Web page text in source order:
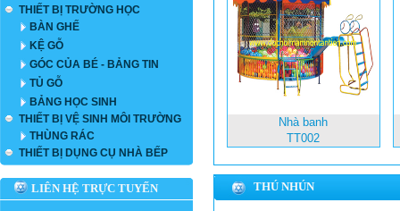
THIẾT BỊ TRƯỜNG HỌC
BÀN GHẾ
KỆ GỖ
GÓC CỦA BÉ - BẢNG TIN
TỦ GỖ
BẢNG HỌC SINH
THIẾT BỊ VỆ SINH MÔI TRƯỜNG
THÙNG RÁC
THIẾT BỊ DỤNG CỤ NHÀ BẾP
LIÊN HỆ TRỰC TUYẾN
Nhà banh
TT002
THÚ NHÚN